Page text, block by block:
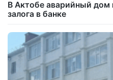
В Актобе аварийный дом
залога в банке